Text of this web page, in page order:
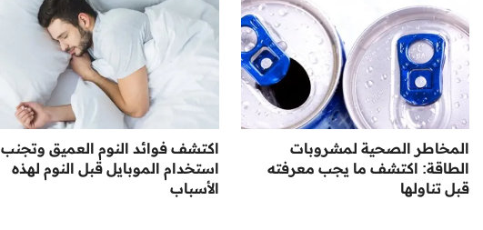
المخاطر الصحية لمشروبات
الطاقة: اكتشف ما يجب معرفته
قبل تناولها
اكتشف فوائد النوم العميق وتجنب
استخدام الموبايل قبل النوم لهذه
الأسباب